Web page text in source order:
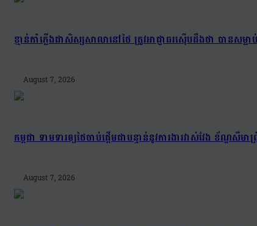
ខ្មាន់កាំភ្លើងជាសិស្សសាលានៅថៃ ត្រូវអាជ្ញាធរស៊ើបដឹងថា បានស
August 7, 2026
កម្ពុជា ទាមទារឲ្យថៃចាប់ផ្តើមជាបន្ទាន់នូវការងារវាស់វែង ខ័
August 7, 2026